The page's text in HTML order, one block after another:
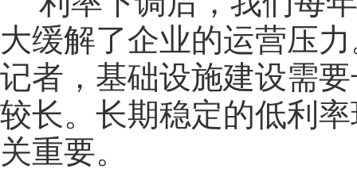
大缓解了企业的运营压
记者，基础设施建设需
较长。长期稳定的低利
关重要。